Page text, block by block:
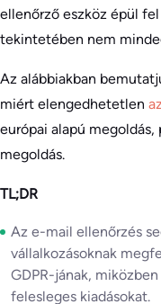
ellenőrző eszköz épül
tekintetében nem
Az alábbiakban
miért elengedhetetlen
európai alapú
megoldás.
TL;DR
Az e-mail ellenőrzés
vállalkozásoknak
GDPR-jának,
felesleges kiadásokat.